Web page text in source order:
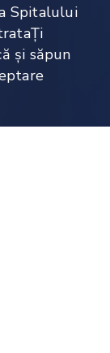
Spitalului
şi săpun